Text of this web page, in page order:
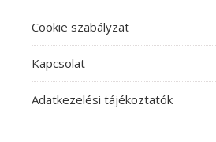
Cookie szabályzat
Kapcsolat
Adatkezelési tájékoztatók